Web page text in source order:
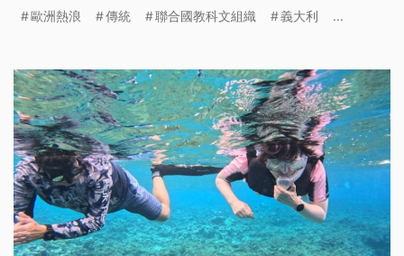
暑聖地。
歐洲熱浪 傳統 聯合國教科文組織 義大利 ...